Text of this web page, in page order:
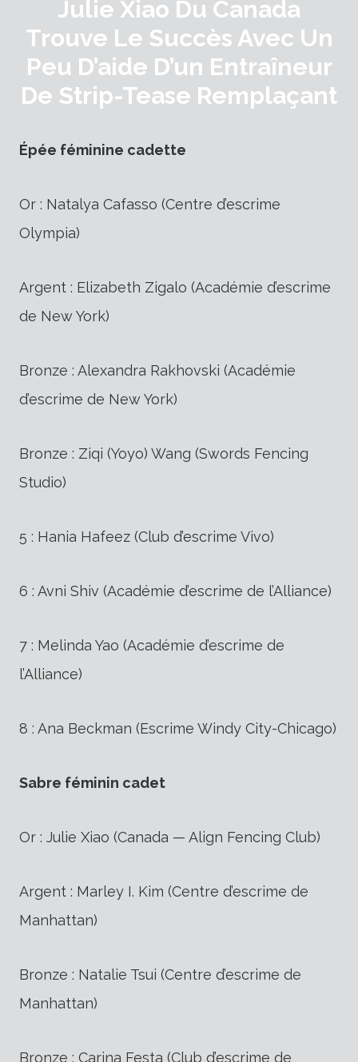
Julie Xiao Du Canada
Trouve Le Succès Avec Un
Peu D’aide D’un Entraîneur
De Strip-Tease Remplaçant
Épée féminine cadette
Or : Natalya Cafasso (Centre d’escrime
Olympia)
Argent : Elizabeth Zigalo (Académie d’escrime
de New York)
Bronze : Alexandra Rakhovski (Académie
d’escrime de New York)
Bronze : Ziqi (Yoyo) Wang (Swords Fencing
Studio)
5 : Hania Hafeez (Club d’escrime Vivo)
6 : Avni Shiv (Académie d’escrime de l’Alliance)
7 : Melinda Yao (Académie d’escrime de
l’Alliance)
8 : Ana Beckman (Escrime Windy City-Chicago)
Sabre féminin cadet
Or : Julie Xiao (Canada — Align Fencing Club)
Argent : Marley I. Kim (Centre d’escrime de
Manhattan)
Bronze : Natalie Tsui (Centre d’escrime de
Manhattan)
Bronze : Carina Festa (Club d’escrime de